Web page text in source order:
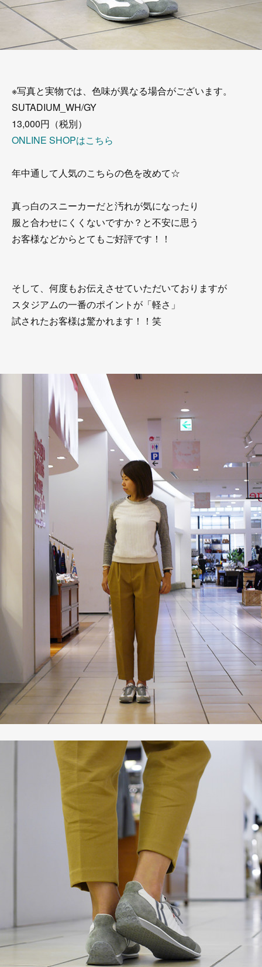
※写真と実物では、色味が異なる場合がございます。
SUTADIUM_WH/GY
13,000円（税別）
ONLINE SHOPはこちら
年中通して人気のこちらの色を改めて☆
真っ白のスニーカーだと汚れが気になったり
服と合わせにくくないですか？と不安に思う
お客様などからとてもご好評です！！
そして、何度もお伝えさせていただいておりますが
スタジアムの一番のポイントが「軽さ」
試されたお客様は驚かれます！！笑